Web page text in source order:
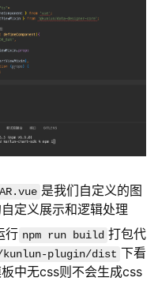
是我们自定义的图
定义展示和逻辑处理
行 npm run build 打包代
kunlun-plugin/dist 下看
中无css则不会生成css